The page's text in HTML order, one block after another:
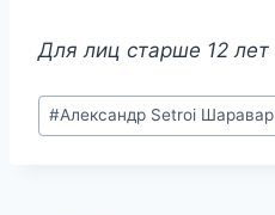
Для лиц старше 12 лет
Метки
записи:
#Александр Setroi Шаравар